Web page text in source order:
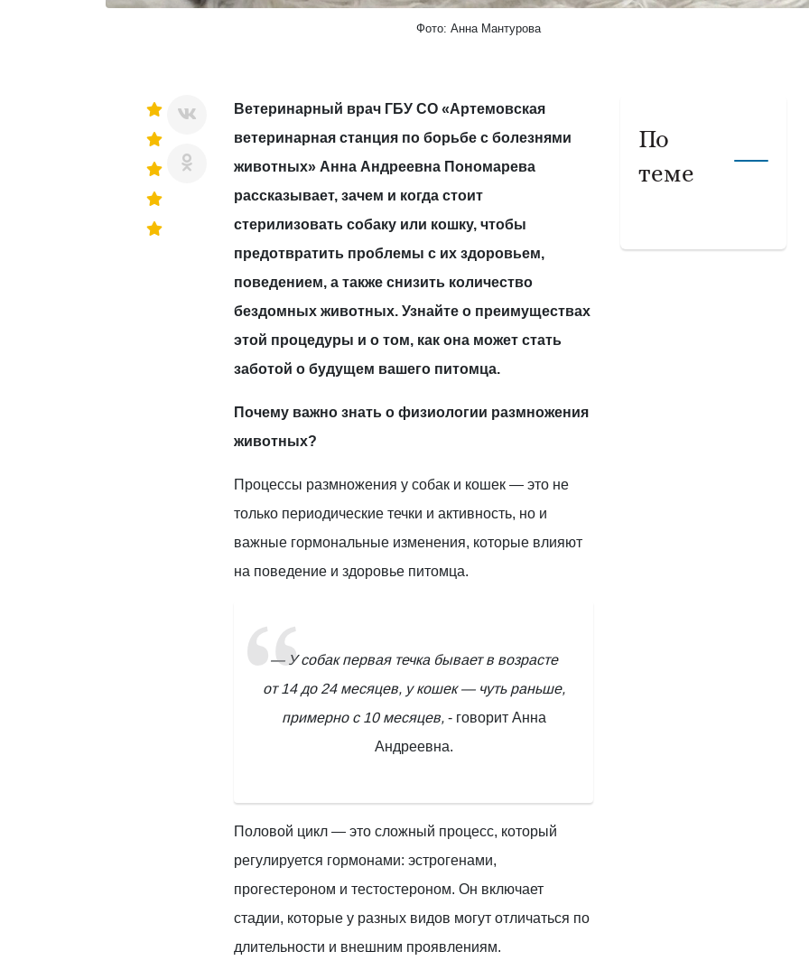
Фото: Анна Мантурова
Ветеринарный врач ГБУ СО «Артемовская
ветеринарная станция по борьбе с болезнями
животных» Анна Андреевна Пономарева
рассказывает, зачем и когда стоит
стерилизовать собаку или кошку, чтобы
предотвратить проблемы с их здоровьем,
поведением, а также снизить количество
бездомных животных. Узнайте о преимуществах
этой процедуры и о том, как она может стать
заботой о будущем вашего питомца.
Почему важно знать о физиологии размножения
животных?
Процессы размножения у собак и кошек — это не
только периодические течки и активность, но и
важные гормональные изменения, которые влияют
на поведение и здоровье питомца.
— У собак первая течка бывает в возрасте
от 14 до 24 месяцев, у кошек — чуть раньше,
примерно с 10 месяцев,- говорит Анна
Андреевна.
Половой цикл — это сложный процесс, который
регулируется гормонами: эстрогенами,
прогестероном и тестостероном. Он включает
стадии, которые у разных видов могут отличаться по
длительности и внешним проявлениям.
По
теме